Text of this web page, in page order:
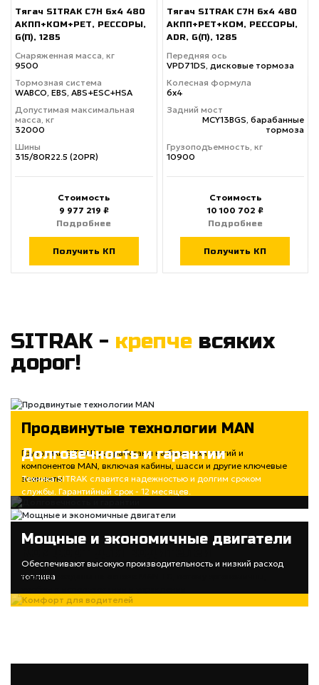
Тягач SITRAK C7H 6x4 480
АКПП+КОМ+РЕТ, РЕССОРЫ,
G(П), 1285
Снаряженная масса, кг
9500
Тормозная система
WABCO, EBS, ABS+ESC+HSA
Допустимая максимальная
масса, кг
32000
Шины
315/80R22.5 (20PR)
Стоимость
9 977 219 ₽
Подробнее
Получить КП
Тягач SITRAK C7H 6x4 480
АКПП+РЕТ+КОМ, РЕССОРЫ,
ADR, G(П), 1285
Передняя ось
VPD71DS, дисковые тормоза
Колесная формула
6х4
Задний мост
MCY13BGS, барабанные
тормоза
Грузоподъемность, кг
10900
Стоимость
10 100 702 ₽
Подробнее
Получить КП
SITRAK - крепче всяких
дорог!
Продвинутые технологии MAN
Грузовики SITRAK разработаны на базе технологий и
компонентов MAN, включая кабины, шасси и другие ключевые
элементы
Долговечность и гарантии
Техника SITRAK славится надежностью и долгим сроком
службы. Гарантийный срок - 12 месяцев.
Мощные и экономичные двигатели
Обеспечивают высокую производительность и низкий расход
топлива
Комфорт для водителей
Кабины созданы на основе MAN TG, потому эргономичны,